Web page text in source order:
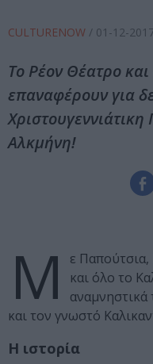
CULTURENOW / 01-12-
Το Ρέον Θέατρο
επαναφέρουν για
Αλκμήνη!
Μ
ε
και όλο το
αναμνηστικά
και τον γνωστό
Η ιστορία